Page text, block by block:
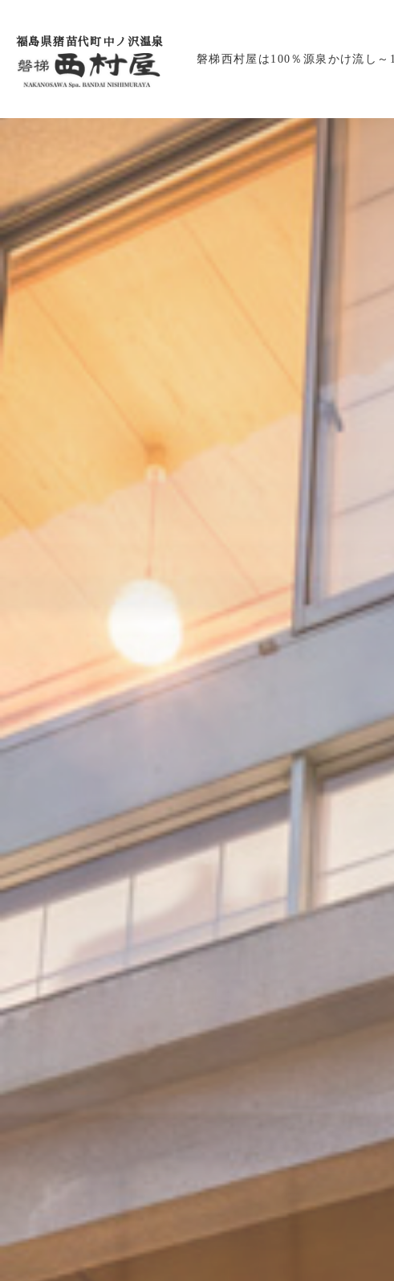
福島県猪苗代町中ノ沢温泉
磐梯西村屋は100％源泉かけ流し ～